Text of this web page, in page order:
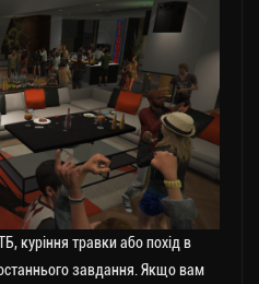
куріння травки або похід в
завдання. Якщо вам